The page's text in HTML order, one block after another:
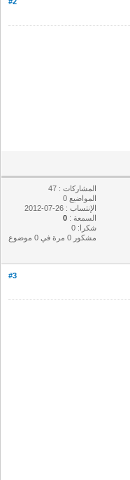
المشاركات : 47
المواضيع 0
الإنتساب : 26-07-2012
السمعة :0
شكرا: 0
مشكور 0 مرة في 0 موضوع
#3